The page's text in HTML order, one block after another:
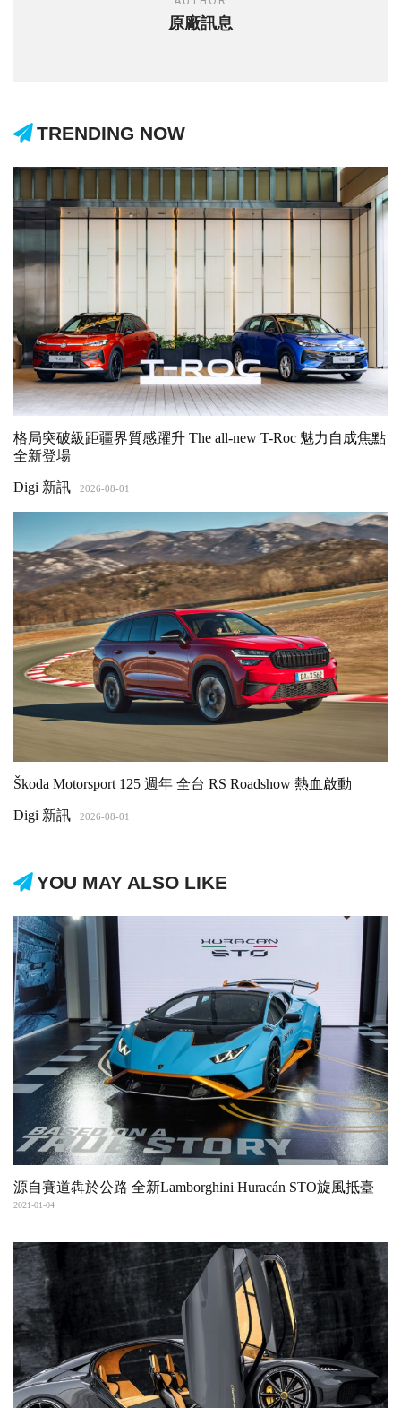
原廠訊息
TRENDING NOW
格局突破級距疆界質感躍升 The all-new T-Roc 魅力自成焦點
全新登場
Digi 新訊 2026-08-01
Škoda Motorsport 125 週年 全台 RS Roadshow 熱血啟動
Digi 新訊 2026-08-01
YOU MAY ALSO LIKE
源自賽道犇於公路 全新Lamborghini Huracán STO旋風抵臺
2021-01-04